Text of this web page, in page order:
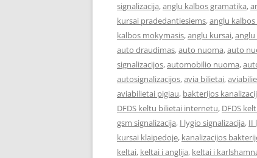
signalizacija,anglu kalbos gramatika,
kursai pradedantiesiems,anglu
kalbos mokymasis,anglu kursai,anglu
auto draudimas,auto nuoma,auto
signalizacijos,automobilio nuoma,
autosignalizacijos,avia bilietai,
aviabilietai pigiau, bakterijos
DFDS keltu bilietai internetu, DFDS
gsm signalizacija, I lygio signalizacija, II
kursai klaipedoje, kanalizacijos
keltai, keltai i anglija, keltai i